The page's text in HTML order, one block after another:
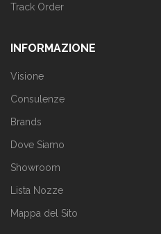
Track Order
INFORMAZIONE
Visione
Consulenze
Brands
Dove Siamo
Showroom
Lista Nozze
Mappa del Sito